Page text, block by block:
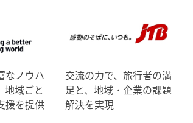
なノウハ
地域ごと
援を提供
交流の力で、旅行者の満
足と、地域・企業の課題
解決を実現